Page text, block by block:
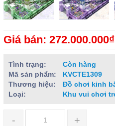
Giá bán: 272.000.000₫
Tình trạng:
Còn hàng
Mã sản phẩm:
KVCTE1309
Thương hiệu:
Đồ chơi kinh
Loại:
Khu vui chơi
- +